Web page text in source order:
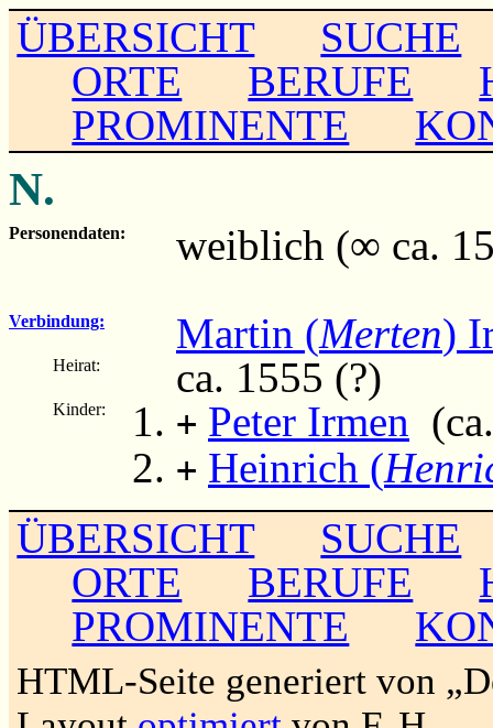
ÜBERSICHT
SUCHE
ORTE
BERUFE
PROMINENTE
N.
Personendaten: weiblich (∞ ca.
Verbindung: Martin (Merten)
Heirat: ca. 1555 (?)
Kinder: + Peter Irmen
+ Heinrich (
ÜBERSICHT
SUCHE
ORTE
BERUFE
PROMINENTE
HTML-Seite generiert von